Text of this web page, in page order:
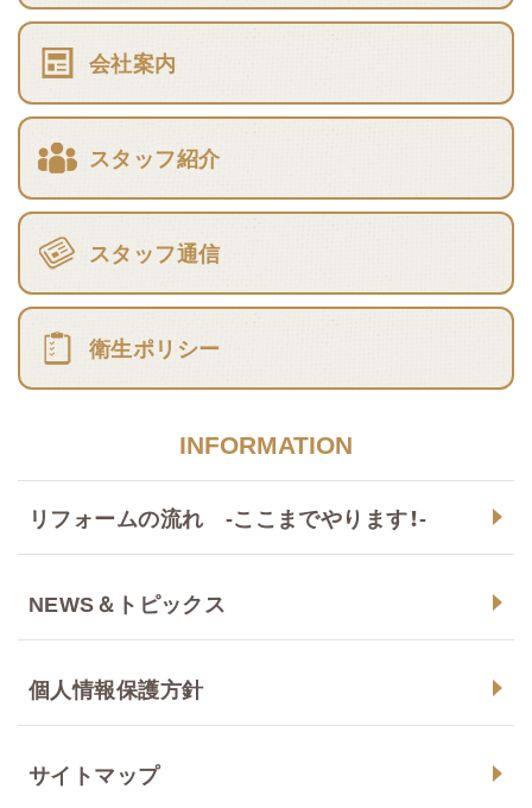
会社案内
スタッフ紹介
スタッフ通信
衛生ポリシー
INFORMATION
リフォームの流れ -ここまでやります！-
NEWS＆トピックス
個人情報保護方針
サイトマップ